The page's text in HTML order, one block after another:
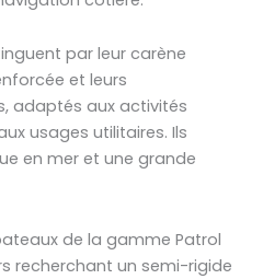
par leur carène
et leurs
adaptés aux activités
usages utilitaires. Ils
en mer et une grande
de la gamme Patrol
recherchant un semi-rigide